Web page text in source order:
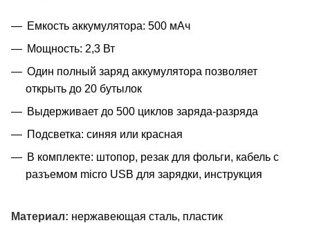
Емкость аккумулятора: 500 мАч
Мощность: 2,3 Вт
Один полный заряд аккумулятора позволяет
открыть до 20 бутылок
Выдерживает до 500 циклов заряда-разряда
Подсветка: синяя или красная
В комплекте: штопор, резак для фольги, кабель с
разъемом micro USB для зарядки, инструкция
Материал: нержавеющая сталь, пластик